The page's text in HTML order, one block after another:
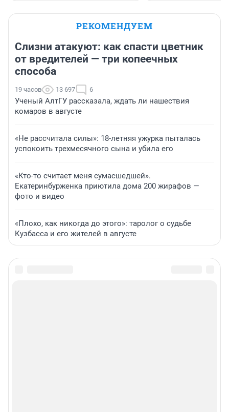
РЕКОМЕНДУЕМ
Слизни атакуют: как спасти цветник
от вредителей — три копеечных
способа
19 часов 13 697 6
Ученый АлтГУ рассказала, ждать ли нашествия
комаров в августе
«Не рассчитала силы»: 18-летняя ужурка пыталась
успокоить трехмесячного сына и убила его
«Кто-то считает меня сумасшедшей».
Екатеринбурженка приютила дома 200 жирафов —
фото и видео
«Плохо, как никогда до этого»: таролог о судьбе
Кузбасса и его жителей в августе